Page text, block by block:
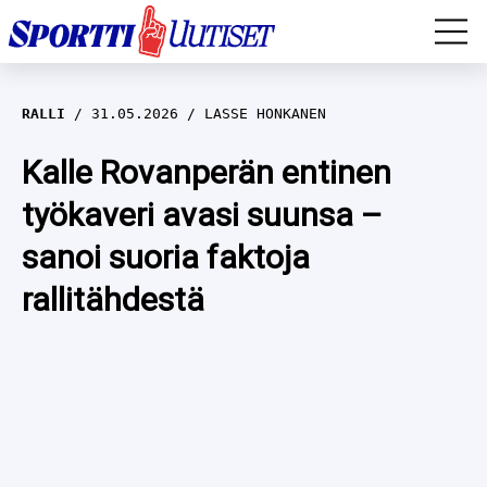
EM-YLEISURHEILU
JÄÄKIEKKO
YLEISURHEILU
WILMA HELTELÄ
TALVILAJIT
RALLI 31.05.2026 LASSE HONKANEN
Kalle Rovanperän entinen
työkaveri avasi suunsa –
sanoi suoria faktoja
rallitähdestä